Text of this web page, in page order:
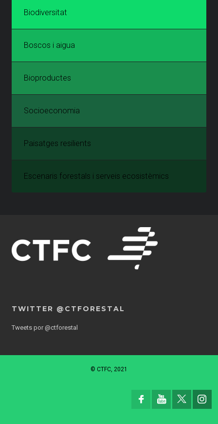
Biodiversitat
Boscos i aigua
Bioproductes
Socioeconomia
Paisatges resilients
Escenaris forestals i serveis ecosistèmics
TWITTER @CTFORESTAL
Tweets por @ctforestal
© CTFC, 2021